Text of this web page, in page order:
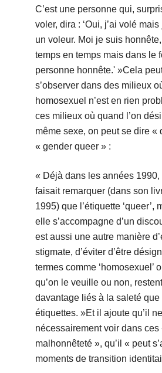
C’est une personne qui,
voler, dira : ‘Oui, j’ai volé
un voleur. Moi je suis
temps en temps mais dans le
personne honnête.' »Cela
s’observer dans des milieux
homosexuel n’est en rien
ces milieux où quand l’on
même sexe, on peut se dire «
« gender queer » :
« Déjà dans les années 1990,
faisait remarquer (dans son
1995) que l’étiquette ‘queer’,
elle s’accompagne d’un
est aussi une autre manière
stigmate, d’éviter d’être
termes comme ‘homosexuel’
qu’on le veuille ou non,
davantage liés à la saleté
étiquettes. »Et il ajoute qu’il
nécessairement voir dans ces
malhonnêteté », qu’il « peut
moments de transition